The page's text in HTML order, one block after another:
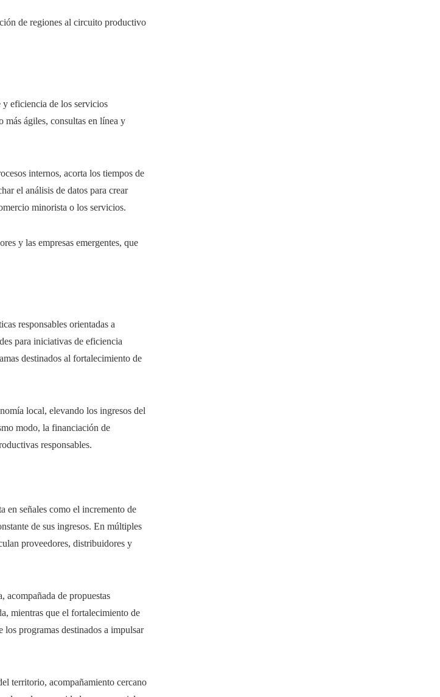
de regiones al circuito productivo
eficiencia de los servicios
ágiles, consultas en línea y
internos, acorta los tiempos de
el análisis de datos para crear
minorista o los servicios.
y las empresas emergentes, que
responsables orientadas a
para iniciativas de eficiencia
destinados al fortalecimiento de
local, elevando los ingresos del
modo, la financiación de
responsables.
en señales como el incremento de
de sus ingresos. En múltiples
proveedores, distribuidores y
acompañada de propuestas
mientras que el fortalecimiento de
programas destinados a impulsar
territorio, acompañamiento cercano